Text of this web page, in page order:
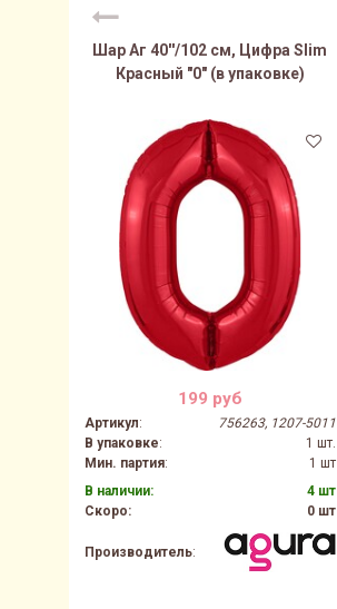
Шар Аг 40''/102 см, Цифра Slim
Красный "0" (в упаковке)
199 руб
Артикул:
756263, 1207-5011
В упаковке:
1 шт.
Мин. партия:
1 шт
В наличии:
4 шт
Скоро:
0 шт
Производитель: